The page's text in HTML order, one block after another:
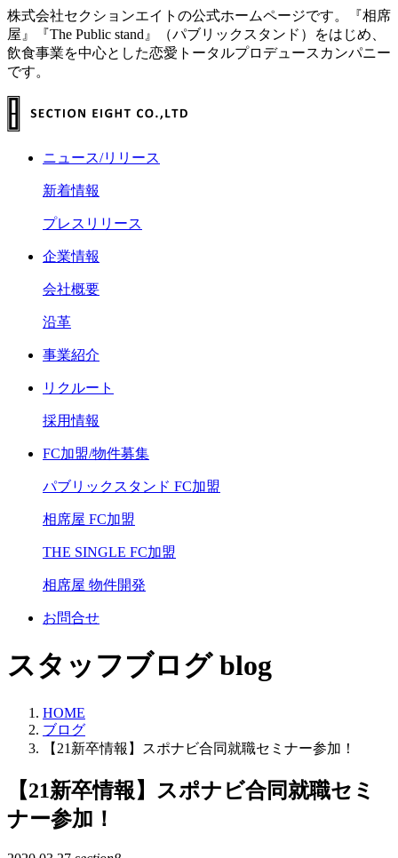
株式会社セクションエイトの公式ホームページです。『相席
屋』『The Public stand』（パブリックスタンド）をはじめ、
飲食事業を中心とした恋愛トータルプロデュースカンパニー
です。
ニュース/リリース
新着情報
プレスリリース
企業情報
会社概要
沿革
事業紹介
リクルート
採用情報
FC加盟/物件募集
パブリックスタンド FC加盟
相席屋 FC加盟
THE SINGLE FC加盟
相席屋 物件開発
お問合せ
スタッフブログ blog
HOME
ブログ
【21新卒情報】スポナビ合同就職セミナー参加！
【21新卒情報】スポナビ合同就職セミ
ナー参加！